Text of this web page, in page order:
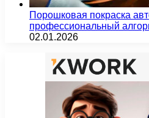
Порошковая покраска
профессиональный
02.01.2026